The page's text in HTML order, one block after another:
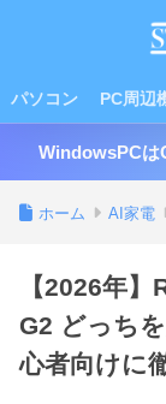
パソコン PC周辺
WindowsPCは
ホーム AI家電
【2026年
G2 どっち
心者向けに